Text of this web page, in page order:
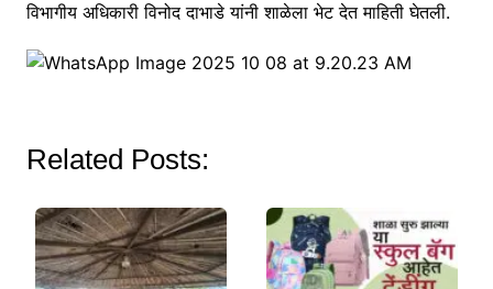
विभागीय अधिकारी विनोद दाभाडे यांनी शाळेला भेट देत माहिती घेतली.
Related Posts: